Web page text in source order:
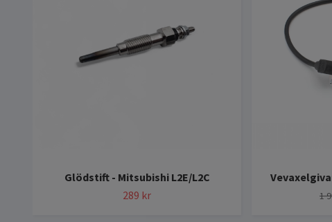
Glödstift - Mitsubishi L2E/L2C
289 kr
1